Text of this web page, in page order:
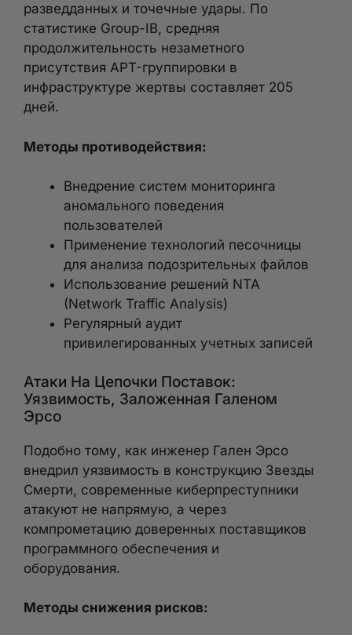
разведданных и точечные удары. По
статистике Group-IB, средняя
продолжительность незаметного
присутствия APT-группировки в
инфраструктуре жертвы составляет 205
дней.
Методы противодействия:
Внедрение систем мониторинга
аномального поведения
пользователей
Применение технологий песочницы
для анализа подозрительных файлов
Использование решений NTA
(Network Traffic Analysis)
Регулярный аудит
привилегированных учетных записей
Атаки На Цепочки Поставок:
Уязвимость, Заложенная Галеном
Эрсо
Подобно тому, как инженер Гален Эрсо
внедрил уязвимость в конструкцию Звезды
Смерти, современные киберпреступники
атакуют не напрямую, а через
компрометацию доверенных поставщиков
программного обеспечения и
оборудования.
Методы снижения рисков: